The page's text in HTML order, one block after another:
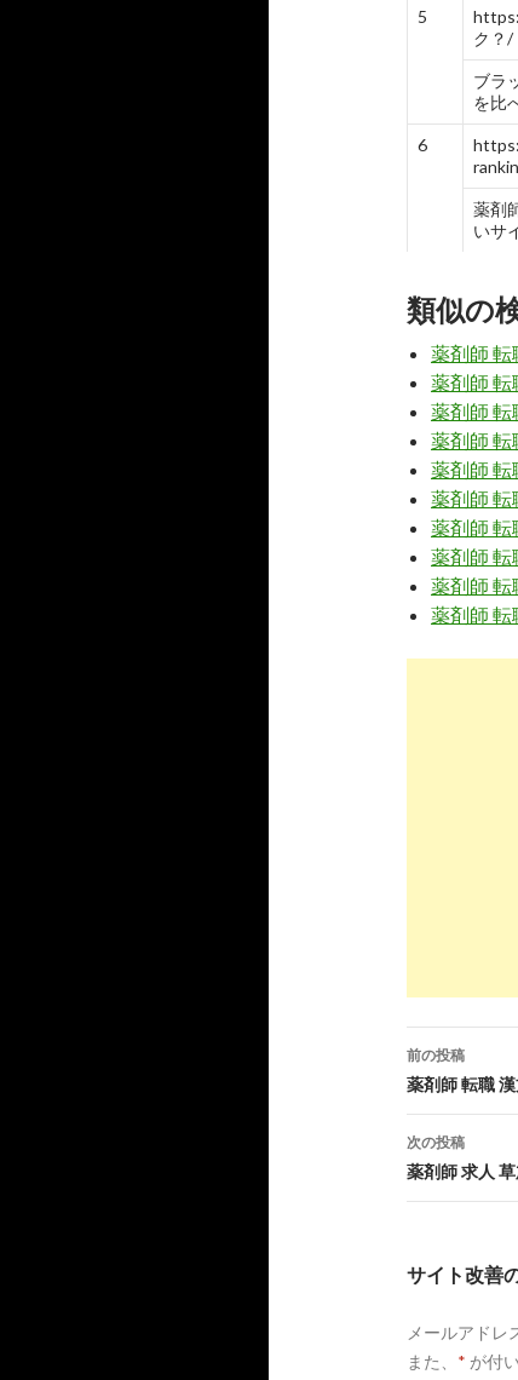
5
ク？/
ブラ
を比
6
薬剤
いサ
薬キ
ミュ
薬剤
がり
薬剤
止
薬剤
薬剤
5
7
8
会社
類似の
薬剤師 転
薬剤師 転
薬剤師 転
薬剤師 転
薬剤師 転
薬剤師 転
薬剤師 転
薬剤師 転
薬剤師 転
薬剤師 転
投
稿
ナ
ゲ
シ
前の投稿
薬剤師 転職
次の投稿
薬剤師 求人
サイト改善
メールアドレ
また、 * が付